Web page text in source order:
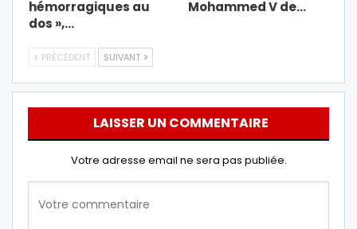
hémorragiques au
dos »,…
Mohammed V de…
PRÉCÉDENT SUIVANT
LAISSER UN COMMENTAIRE
Votre adresse email ne sera pas publiée.